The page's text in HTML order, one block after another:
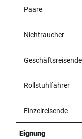
Paare
Nichtraucher
Geschäftsreisende
Rollstuhlfahrer
Einzelreisende
Eignung